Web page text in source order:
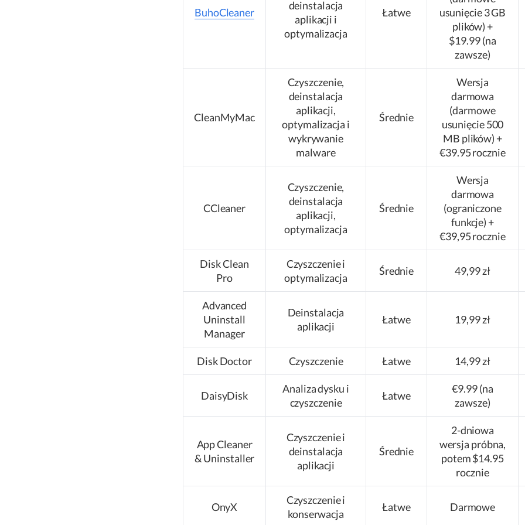
BuhoCleaner
deinstalacja
aplikacji i
optymalizacja
Łatwe
usunięcie 3 GB
plików) +
$19.99 (na
zawsze)
CleanMyMac
Czyszczenie,
deinstalacja
aplikacji,
optymalizacja i
wykrywanie
malware
Średnie
Wersja
darmowa
(darmowe
usunięcie 500
MB plików) +
€39.95 rocznie
CCleaner
Czyszczenie,
deinstalacja
aplikacji,
optymalizacja
Średnie
Wersja
darmowa
(ograniczone
funkcje) +
€39,95 rocznie
Disk Clean
Pro
Czyszczenie i
optymalizacja
Średnie 49,99 zł
Advanced
Uninstall
Manager
Deinstalacja
aplikacji
Łatwe 19,99 zł
Disk Doctor Czyszczenie Łatwe 14,99 zł
DaisyDisk
Analiza dysku i
czyszczenie
Łatwe
€9.99 (na
zawsze)
App Cleaner
& Uninstaller
Czyszczenie i
deinstalacja
aplikacji
Średnie
2-dniowa
wersja próbna,
potem $14.95
rocznie
OnyX
Czyszczenie i
konserwacja
Łatwe Darmowe